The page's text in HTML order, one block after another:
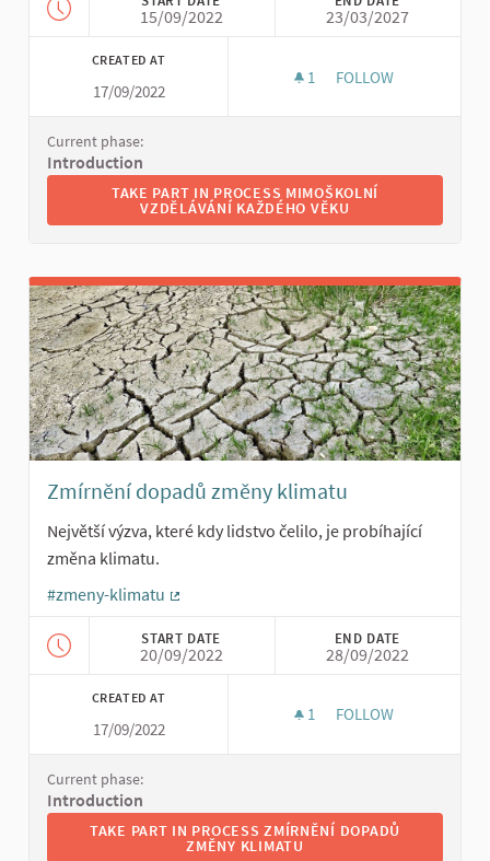
15/09/2022 23/03/2027
CREATED AT
17/09/2022
1 1 FOLLOWER
FOLLOW
Current phase:
Introduction
TAKE PART IN PROCESS MIMOŠKOLNÍ VZDĚLÁVÁNÍ
TAKE PART IN PROCESS MIMOŠKOLNÍ
VZDĚLÁVÁNÍ KAŽDÉHO VĚKU
Zmírnění dopadů změny klimatu
Největší výzva, které kdy lidstvo čelilo, je probíhající
změna klimatu.
#zmeny-klimatu
START DATE
20/09/2022
END DATE
28/09/2022
CREATED AT
17/09/2022
1 1 FOLLOWER
FOLLOW
Current phase:
Introduction
TAKE PART IN PROCESS ZMÍRNĚNÍ DOPADŮ ZMĚNY
TAKE PART IN PROCESS ZMÍRNĚNÍ DOPADŮ
ZMĚNY KLIMATU